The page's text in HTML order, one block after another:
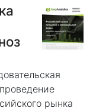
рынка